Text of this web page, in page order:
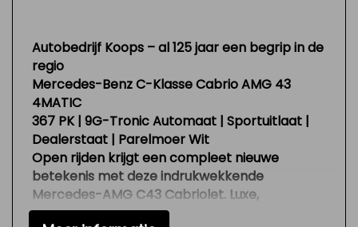
Sportstuur
Stuur leder
Stuur verstelbaar
Stuurbekrachtiging snelheidsafhankelijk
Voorstoel(en) elektrisch verstelbaar
Voorstoelen verwarmd en geventileerd
Overige
Autobedrijf Koops – al 125 jaar een begrip in de
regio
Mercedes-Benz C-Klasse Cabrio AMG 43
4MATIC
367 PK | 9G-Tronic Automaat | Sportuitlaat |
Dealerstaat | Parelmoer Wit
Open rijden krijgt een compleet nieuwe
betekenis met deze indrukwekkende
Mercedes-AMG C43 Cabriolet. Luxe,
prestaties en emotie komen hier perfect